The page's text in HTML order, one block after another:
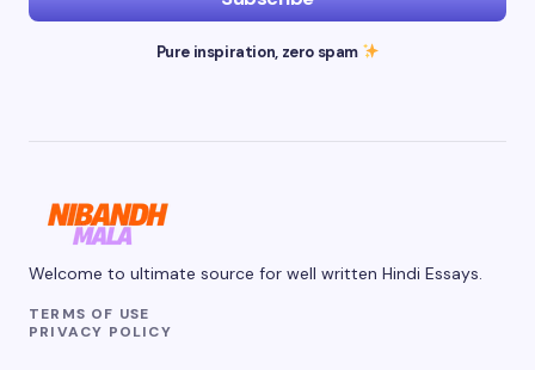
Pure inspiration, zero spam
Welcome to ultimate source for well written Hindi Essays.
TERMS OF USE
PRIVACY POLICY